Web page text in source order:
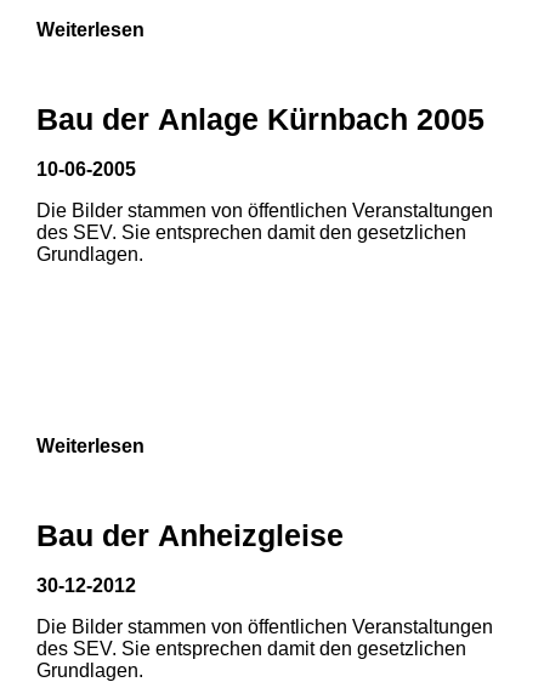
1 2
1 2
Weiterlesen
Bau der Anlage Kürnbach 2005
10-06-2005
Die Bilder stammen von öffentlichen Veranstaltungen
des SEV. Sie entsprechen damit den gesetzlichen
Grundlagen.
Weiterlesen
Bau der Anheizgleise
30-12-2012
Die Bilder stammen von öffentlichen Veranstaltungen
des SEV. Sie entsprechen damit den gesetzlichen
Grundlagen.